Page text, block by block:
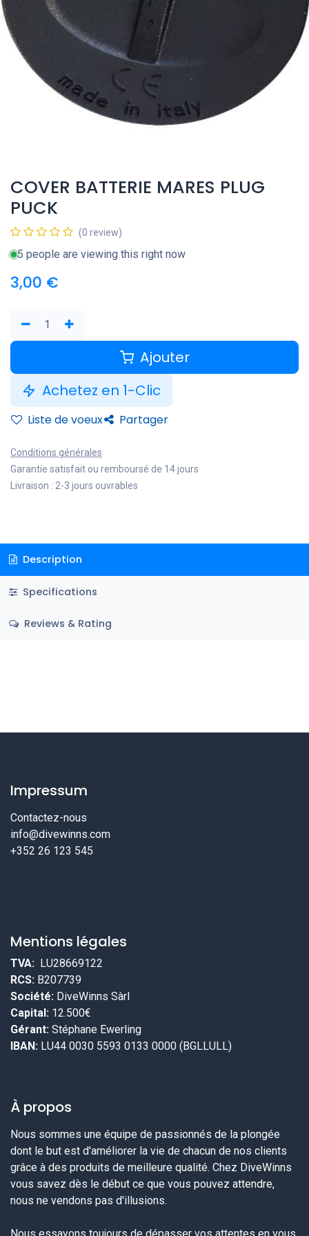
COVER BATTERIE MARES PLUG
PUCK
(0 review)
5 people are viewing this right now
3,00 €
Ajouter
Achetez en 1-Clic
Liste de voeux Partager
Conditions générales
Garantie satisfait ou remboursé de 14 jours
Livraison : 2-3 jours ouvrables
Description
Specifications
Reviews & Rating
Impressum
Contactez-nous
info@divewinns.com
+352 26 123 545
Mentions légales
TVA: LU28669122
RCS: B207739
Société: DiveWinns Sàrl
Capital: 12.500€
Gérant: Stéphane Ewerling
IBAN: LU44 0030 5593 0133 0000 (BGLLULL)
À propos
Nous sommes une équipe de passionnés de la plongée
dont le but est d'améliorer la vie de chacun de nos clients
grâce à des produits de meilleure qualité. Chez DiveWinns
vous savez dès le début ce que vous pouvez attendre,
nous ne vendons pas d'illusions.